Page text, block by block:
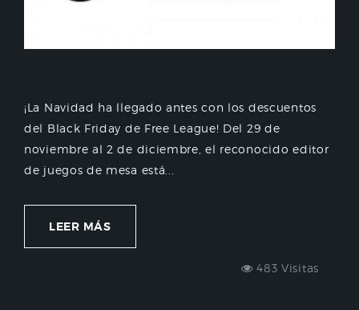
¡La Navidad ha llegado antes con los descuentos
del Black Friday de Free League! Del 29 de
noviembre al 2 de diciembre, el reconocido editor
de juegos de mesa está...
LEER MÁS
483 Visitas